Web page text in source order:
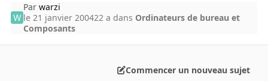
Parwarzi
le 21 janvier 200422 a dans Ordinateurs de bureau et
Composants
Commencer un nouveau sujet